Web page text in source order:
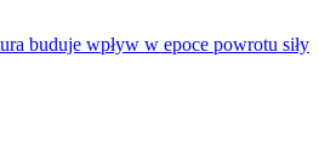
buduje wpływ w epoce powrotu siły